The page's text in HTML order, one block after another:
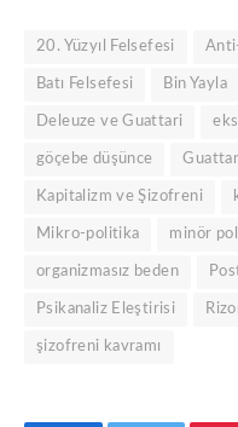
20. Yüzyıl Felsefesi
Batı Felsefesi Bin Yayla
Deleuze ve Guattari
göçebe düşünce
Kapitalizm ve Şizofreni
Mikro-politika minör
organizmasız beden
Psikanaliz Eleştirisi
şizofreni kavramı